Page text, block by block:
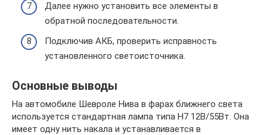
Далее нужно установить все элементы в
обратной последовательности.
Подключив АКБ, проверить исправность
установленного светоисточника.
Основные выводы
На автомобиле Шевроле Нива в фарах ближнего света
используется стандартная лампа типа H7 12В/55Вт. Она
имеет одну нить накала и устанавливается в